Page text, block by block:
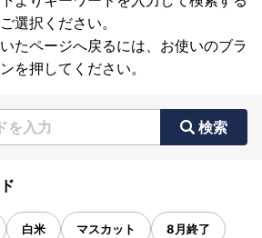
選択ください。
たページへ戻るには、お使いのブラ
を押してください。
検索
白米 マスカット 8月終了